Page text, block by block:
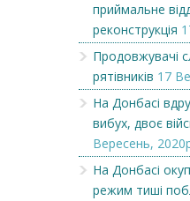
приймальне
реконструкція
Продовжувачі
рятівників 17
На Донбасі
вибух, двоє
Вересень,
На Донбасі
режим тиші